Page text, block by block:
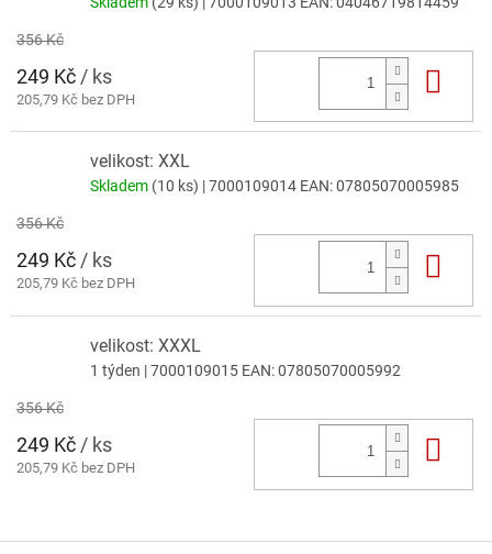
356 Kč
249 Kč / ks
205,79 Kč bez DPH
velikost: XXL
Skladem (10 ks) | 7000109014 EAN:07805070005985
356 Kč
249 Kč/ ks
205,79 Kč bez DPH
velikost: XXXL
1 týden | 7000109015 EAN:07805070005992
356 Kč
249 Kč / ks
205,79 Kč bez DPH